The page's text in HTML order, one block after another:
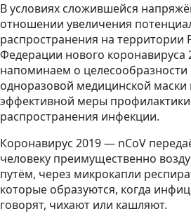
В условиях сложившейся
отношении увеличения
распространения на территории
Федерации нового коронавируса
напоминаем о целесообразности
одноразовой медицинской маски
эффективной меры
распространения инфекции.
Коронавирус 2019 — nCoV
человеку преимущественно
путём, через микрокапли
которые образуются, когда
говорят, чихают или кашляют.